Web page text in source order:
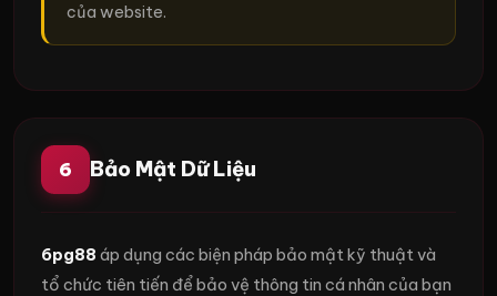
của website.
6 Bảo Mật Dữ Liệu
6pg88 áp dụng các biện pháp bảo mật kỹ thuật và
tổ chức tiên tiến để bảo vệ thông tin cá nhân của bạn